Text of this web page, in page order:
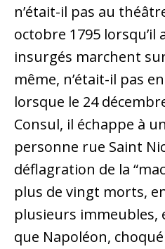
n’était-il pas au
octobre 1795 lorsqu’il
insurgés marchent
même, n’était-il pas
lorsque le 24
Consul, il échappe à
personne rue Saint
déflagration de la
plus de vingt morts,
plusieurs immeubles,
que Napoléon,